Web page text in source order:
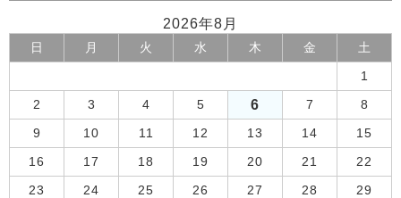
2026年8月
日 月 火 水 木 金 土
1
2 3 4 5 6 7 8
9 10 11 12 13 14 15
16 17 18 19 20 21 22
23 24 25 26 27 28 29